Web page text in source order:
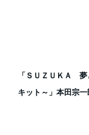
「ＳＵＺＵＫＡ
キット～」本田宗